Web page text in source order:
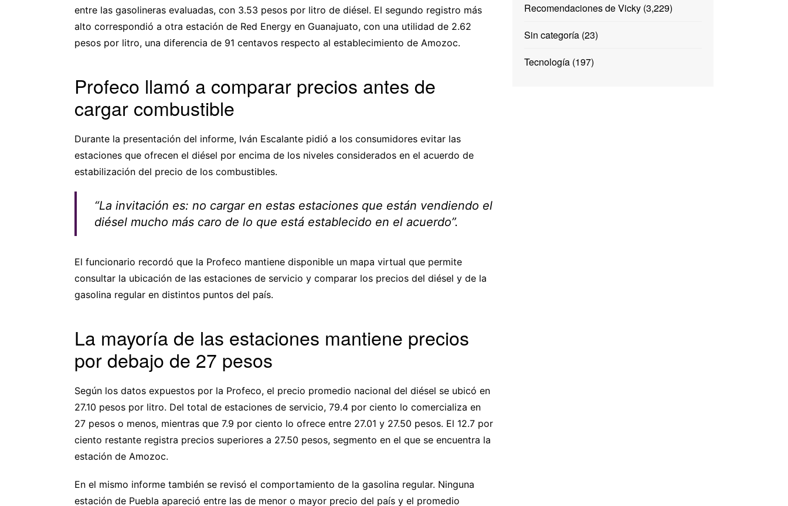
entre las gasolineras evaluadas, con 3.53 pesos por litro de diésel. El segundo registro más
alto correspondió a otra estación de Red Energy en Guanajuato, con una utilidad de 2.62
pesos por litro, una diferencia de 91 centavos respecto al establecimiento de Amozoc.
Profeco llamó a comparar precios antes de
cargar combustible
Durante la presentación del informe, Iván Escalante pidió a los consumidores evitar las
estaciones que ofrecen el diésel por encima de los niveles considerados en el acuerdo de
estabilización del precio de los combustibles.
“La invitación es: no cargar en estas estaciones que están vendiendo el
diésel mucho más caro de lo que está establecido en el acuerdo”.
El funcionario recordó que la Profeco mantiene disponible un mapa virtual que permite
consultar la ubicación de las estaciones de servicio y comparar los precios del diésel y de la
gasolina regular en distintos puntos del país.
La mayoría de las estaciones mantiene precios
por debajo de 27 pesos
Según los datos expuestos por la Profeco, el precio promedio nacional del diésel se ubicó en
27.10 pesos por litro. Del total de estaciones de servicio, 79.4 por ciento lo comercializa en
27 pesos o menos, mientras que 7.9 por ciento lo ofrece entre 27.01 y 27.50 pesos. El 12.7 por
ciento restante registra precios superiores a 27.50 pesos, segmento en el que se encuentra la
estación de Amozoc.
En el mismo informe también se revisó el comportamiento de la gasolina regular. Ninguna
estación de Puebla apareció entre las de menor o mayor precio del país y el promedio
Recomendaciones de Vicky(3,229)
Sin categoría(23)
Tecnología(197)